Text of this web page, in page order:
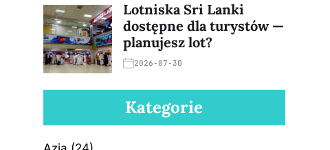
Lotniska Sri Lanki
dostępne dla turystów —
planujesz lot?
2026-07-30
Kategorie